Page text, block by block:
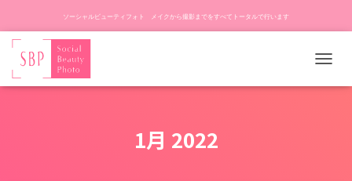
ソーシャルビューティフォト メイクから撮影までをすべてトータルで行います
ビ
1月 2022